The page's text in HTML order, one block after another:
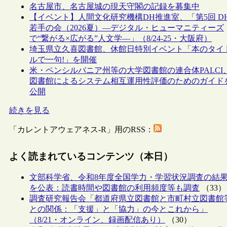
名古屋市、名古屋城の現天守閣の記録を募集中
【イベント】人間文化研究機構DH推進室、「第5回
若手の会（2026夏）―デジタル・ヒューマニティーズ
で“繋がる×広がる”人文学―」（8/24-25・大阪府）
埼玉県立久喜図書館、休館日特別イベント「本のタイ
ルで一句!」を開催
米・ペンシルバニア州等の大学図書館の連合体PALCI、
図書館によるシステム相互運用性評価のためのガイド
公開
続きを見る
「カレントアウェアネス-R」用のRSS：
よく読まれているコンテンツ（本日）
文部科学省、令和8年度全国学力・学習状況調査の結
を公表：読書時間や図書館の利用頻度等も調査 （33）
調査研究報告会「都道府県立図書館と市町村立図書館
との関係：「支援」と「協力」の今とこれから」
（8/21・オンライン、録画配信あり）
（30）